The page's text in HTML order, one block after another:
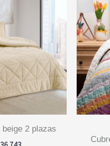
beige 2 plazas
cubrecama sherpa estampado